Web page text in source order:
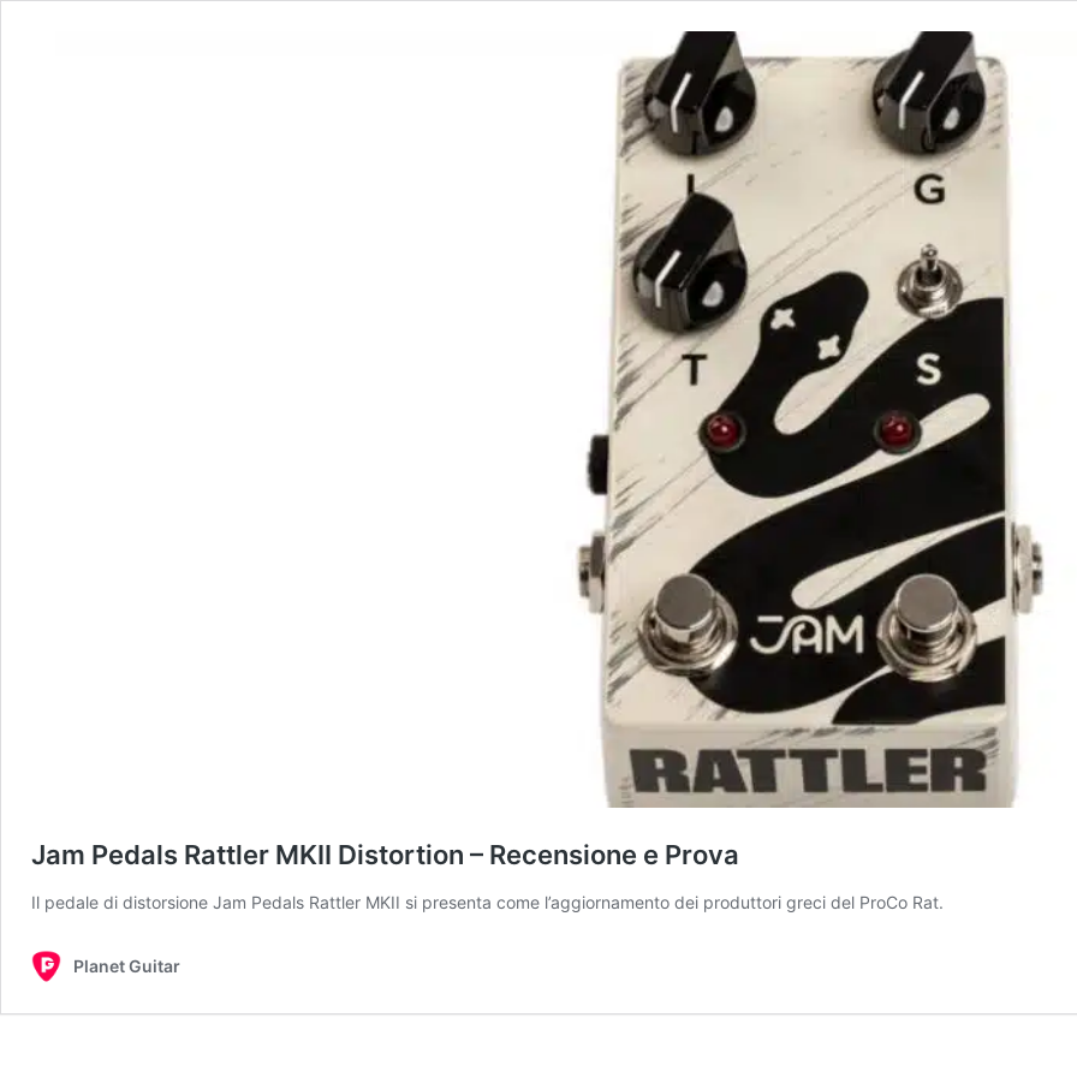
Jam Pedals Rattler MKII Distortion – Recensione e Prova
Il pedale di distorsione Jam Pedals Rattler MKII si presenta come l’aggiornamento dei produttori greci del ProCo Rat.
Planet Guitar